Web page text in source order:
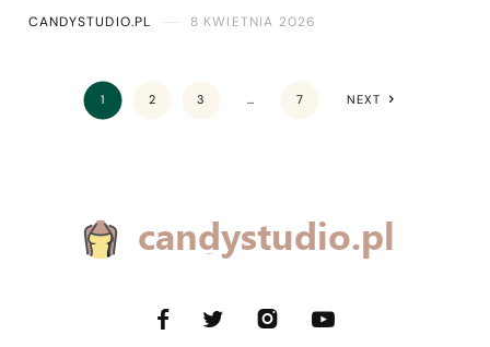
CANDYSTUDIO.PL 8 KWIETNIA 2026
1 2 3 … 7 NEXT